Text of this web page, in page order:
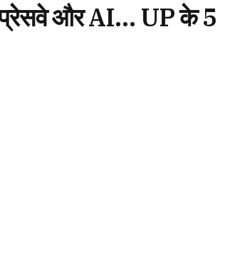
और AI… UP के 5